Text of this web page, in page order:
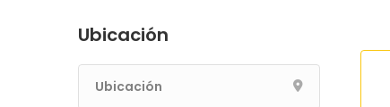
Ubicación